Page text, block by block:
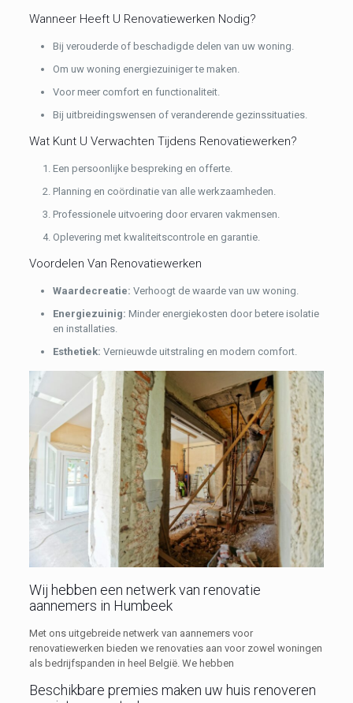
Wanneer Heeft U Renovatiewerken Nodig?
Bij verouderde of beschadigde delen van uw woning.
Om uw woning energiezuiniger te maken.
Voor meer comfort en functionaliteit.
Bij uitbreidingswensen of veranderende gezinssituaties.
Wat Kunt U Verwachten Tijdens Renovatiewerken?
Een persoonlijke bespreking en offerte.
Planning en coördinatie van alle werkzaamheden.
Professionele uitvoering door ervaren vakmensen.
Oplevering met kwaliteitscontrole en garantie.
Voordelen Van Renovatiewerken
Waardecreatie: Verhoogt de waarde van uw woning.
Energiezuinig: Minder energiekosten door betere isolatie
en installaties.
Esthetiek: Vernieuwde uitstraling en modern comfort.
Wij hebben een netwerk van renovatie
aannemers in Humbeek
Met ons uitgebreide netwerk van aannemers voor
renovatiewerken bieden we renovaties aan voor zowel woningen
als bedrijfspanden in heel België. We hebben
Beschikbare premies maken uw huis renoveren